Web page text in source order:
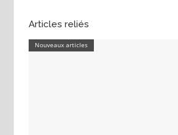
Articles reliés
Nouveaux articles